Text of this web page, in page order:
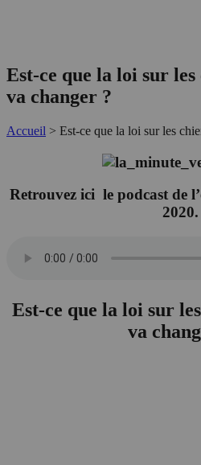
Est-ce que la loi sur
va changer ?
Accueil > Est-ce que la loi sur les
Retrouvez ici le podcast de
2020.
Est-ce que la loi sur
va